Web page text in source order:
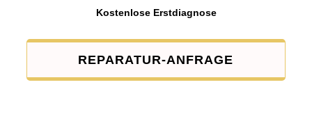
Kostenlose Erstdiagnose
REPARATUR-ANFRAGE